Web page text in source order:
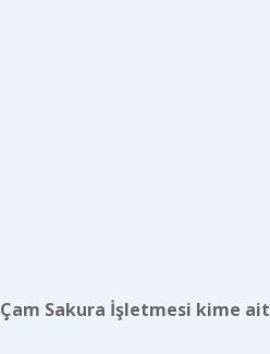
Çam Sakura İşletmesi kime ait